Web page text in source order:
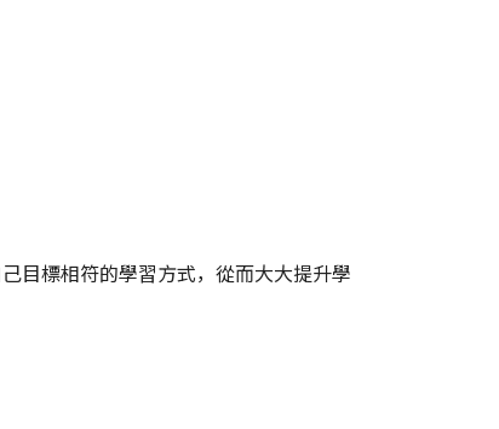
目標相符的學習方式，從而大大提升學